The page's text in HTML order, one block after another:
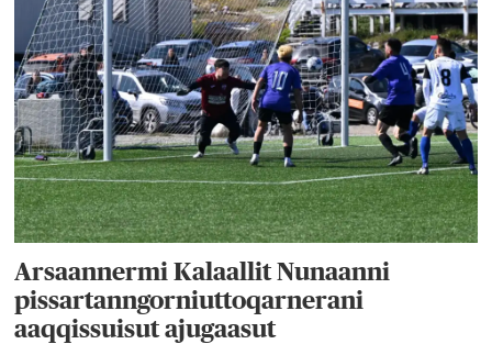
Arsaannermi Kalaallit Nunaanni
pissartanngorniuttoqarnerani
aaqqissuisut ajugaasut